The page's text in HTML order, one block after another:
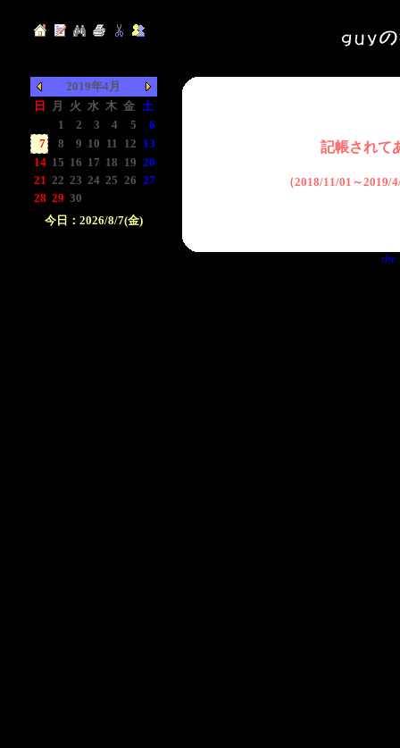
2019年4月
日
月 火 水 木 金 土
1 2 3 4 5
6
7
8 9 10 11 12 13
14 15 16 17 18 19 20
21 22 23 24 25 26 27
28 29 30
今日：2026/8/7(金)
記帳されて
（2018/11/01～2019/
the